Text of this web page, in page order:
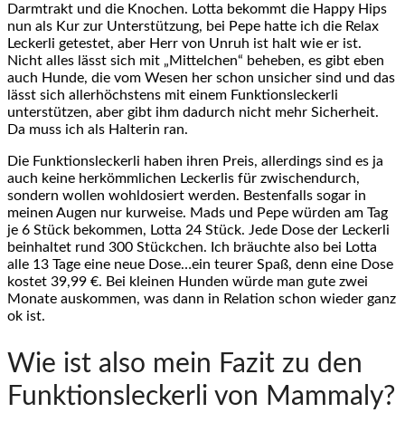
Darmtrakt und die Knochen. Lotta bekommt die Happy Hips
nun als Kur zur Unterstützung, bei Pepe hatte ich die Relax
Leckerli getestet, aber Herr von Unruh ist halt wie er ist.
Nicht alles lässt sich mit „Mittelchen“ beheben, es gibt eben
auch Hunde, die vom Wesen her schon unsicher sind und das
lässt sich allerhöchstens mit einem Funktionsleckerli
unterstützen, aber gibt ihm dadurch nicht mehr Sicherheit.
Da muss ich als Halterin ran.
Die Funktionsleckerli haben ihren Preis, allerdings sind es ja
auch keine herkömmlichen Leckerlis für zwischendurch,
sondern wollen wohldosiert werden. Bestenfalls sogar in
meinen Augen nur kurweise. Mads und Pepe würden am Tag
je 6 Stück bekommen, Lotta 24 Stück. Jede Dose der Leckerli
beinhaltet rund 300 Stückchen. Ich bräuchte also bei Lotta
alle 13 Tage eine neue Dose…ein teurer Spaß, denn eine Dose
kostet 39,99 €. Bei kleinen Hunden würde man gute zwei
Monate auskommen, was dann in Relation schon wieder ganz
ok ist.
Wie ist also mein Fazit zu den
Funktionsleckerli von Mammaly?